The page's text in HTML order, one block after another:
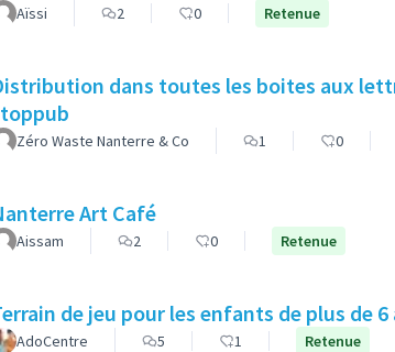
Aïssi 2 0 Retenue
dans toutes les boites aux
Zéro Waste Nanterre & Co 1 0
Art Café
Aissam 2 0 Retenue
de jeu pour les enfants de plus de
AdoCentre 5 1 Retenue